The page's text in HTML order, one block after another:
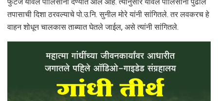
फुटेज यावल पोलिसांना देण्यात आले आहे. त्यानुसार यावल पोलिसांनी पुढील
तपासाची दिशा ठरवल्याचे पो.उ.नि. सुनील मोरे यांनी सांगितले. तर लवकरच हे
वाहन शोधून चालकास ताब्यात घेतले जाईल, असे त्यांनी सांगितले.